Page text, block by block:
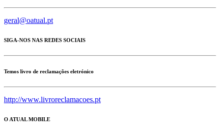
geral@oatual.pt
SIGA-NOS NAS REDES SOCIAIS
Temos livro de reclamações eletrónico
http://www.livroreclamacoes.pt
O ATUAL MOBILE